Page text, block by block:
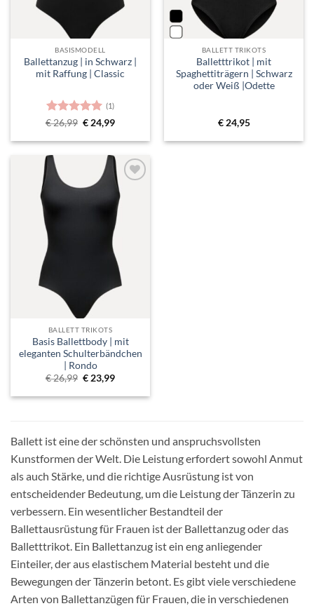
BASISMODELL
Ballettanzug | in Schwarz |
mit Raffung | Classic
Bewertet
5
(1)
€26,99 Ursprünglicher
Preis
war:
€24,99Aktueller
ist:
BALLETT TRIKOTS
Balletttrikot | mit
Spaghettiträgern | Schwarz
oder Weiß |Odette
€24,95
Toevoegen
aan
verlanglijst
BALLETT TRIKOTS
Basis Ballettbody | mit
eleganten Schulterbändchen
| Rondo
€26,99 Ursprünglicher
Preis
war:
€23,99Aktueller
ist:
Ballett ist eine der schönsten und anspruchsvollsten
Kunstformen der Welt. Die Leistung erfordert sowohl Anmut
als auch Stärke, und die richtige Ausrüstung ist von
entscheidender Bedeutung, um die Leistung der Tänzerin zu
verbessern. Ein wesentlicher Bestandteil der
Ballettausrüstung für Frauen ist der Ballettanzug oder das
Balletttrikot. Ein Ballettanzug ist ein eng anliegender
Einteiler, der aus elastischem Material besteht und die
Bewegungen der Tänzerin betont. Es gibt viele verschiedene
Arten von Ballettanzügen für Frauen, die in verschiedenen